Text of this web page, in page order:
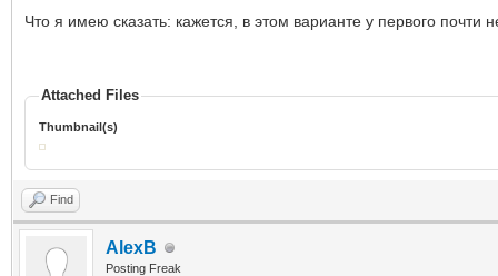
Что я имею сказать: кажется, в этом варианте у первого почти
Attached Files
Thumbnail(s)
Find
AlexB
Posting Freak